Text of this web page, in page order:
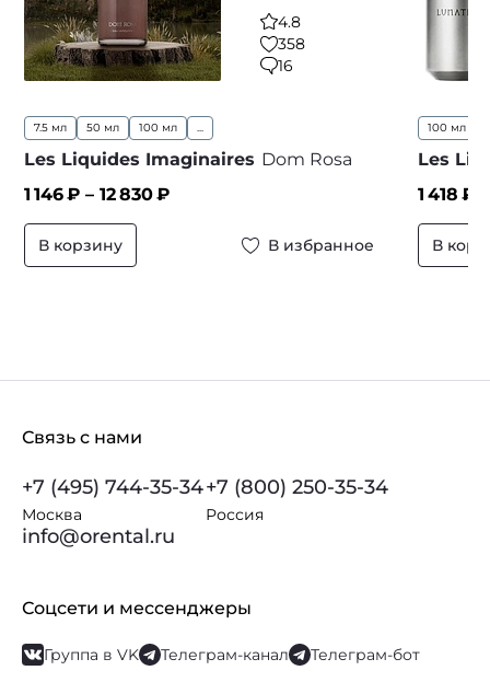
4.8
358
16
7.5 мл 50 мл 100 мл
Les Liquides Imaginaires Dom Rosa
1 146₽ – 12 830₽
В корзину В избранное
100 мл
Les
1 418 ₽
В
Связь с нами
+7 (495) 744-35-34
Москва
+7 (800) 250-35-34
Россия
info@orental.ru
Соцсети и мессенджеры
Группа в VK Телеграм-канал Телеграм-бот